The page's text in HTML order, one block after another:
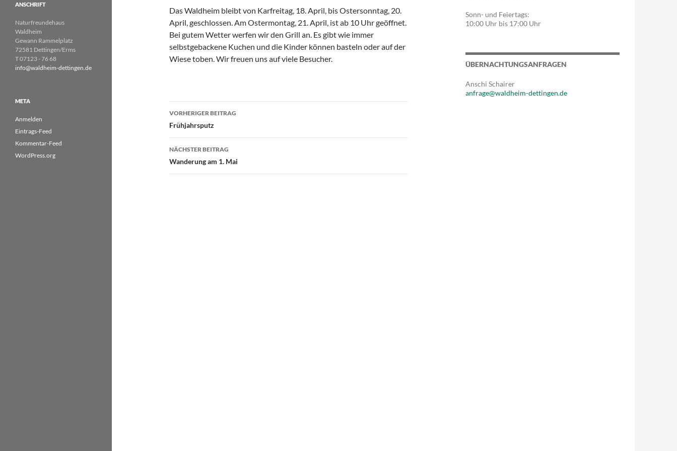
Das Waldheim bleibt von Karfreitag, 18. April, bis Ostersonntag, 20.
April, geschlossen. Am Ostermontag, 21. April, ist ab 10 Uhr geöffnet.
Bei gutem Wetter werfen wir den Grill an. Es gibt wie immer
selbstgebackene Kuchen und die Kinder können basteln oder auf der
Wiese toben. Wir freuen uns auf viele Besucher.
Beitragsnavigation
VORHERIGER BEITRAG
Frühjahrsputz
NÄCHSTER BEITRAG
Wanderung am 1. Mai
Sonn- und Feiertags:
10:00 Uhr bis 17:00 Uhr
ÜBERNACHTUNGSANFRAGEN
Anschi Schairer
anfrage@waldheim-dettingen.de
ANSCHRIFT
Naturfreundehaus
Waldheim
Gewann Rammelplatz
72581 Dettingen/Erms
T 07123 - 76 68
info@waldheim-dettingen.de
META
Anmelden
Eintrags-Feed
Kommentar-Feed
WordPress.org